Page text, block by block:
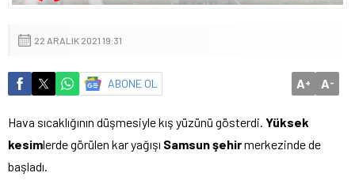
22 ARALIK 2021 19:31
ABONE OL A+ A-
Hava sıcaklığının düşmesiyle kış yüzünü gösterdi. Yüksek
kesimlerde görülen kar yağışı Samsunşehirmerkezinde de
başladı.